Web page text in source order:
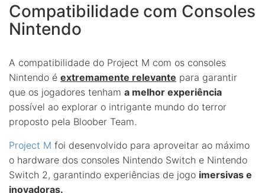
Compatibilidade com Consoles
Nintendo
A compatibilidade do Project M com os consoles
Nintendo é extremamente relevante para garantir
que os jogadores tenham a melhor experiência
possível ao explorar o intrigante mundo do terror
proposto pela Bloober Team.
Project M foi desenvolvido para aproveitar ao máximo
o hardware dos consoles Nintendo Switch e Nintendo
Switch 2, garantindo experiências de jogo imersivas e
inovadoras.